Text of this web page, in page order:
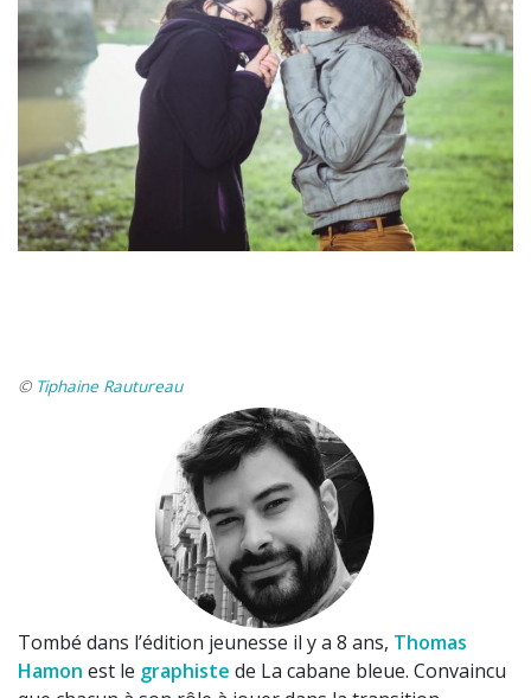
© Tiphaine Rautureau
Tombé dans l’édition jeunesse il y a 8 ans, Thomas
Hamon est le graphiste de La cabane bleue. Convaincu